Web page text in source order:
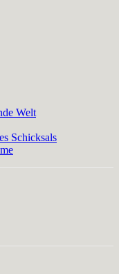
Welt
Schicksals